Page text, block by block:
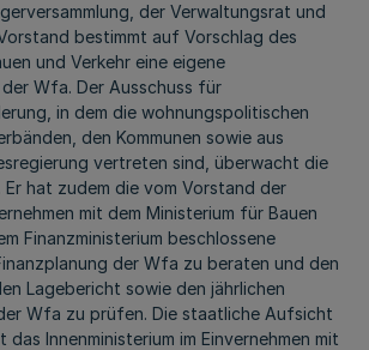
der Verwaltungsrat und
bestimmt auf Vorschlag des
und Verkehr eine eigene
Wfa. Der Ausschuss für
in dem die wohnungspolitischen
den Kommunen sowie aus
vertreten sind, überwacht die
hat zudem die vom Vorstand der
mit dem Ministerium für Bauen
Finanzministerium beschlossene
der Wfa zu beraten und den
Lagebericht sowie den jährlichen
Wfa zu prüfen. Die staatliche Aufsicht
Innenministerium im Einvernehmen mit